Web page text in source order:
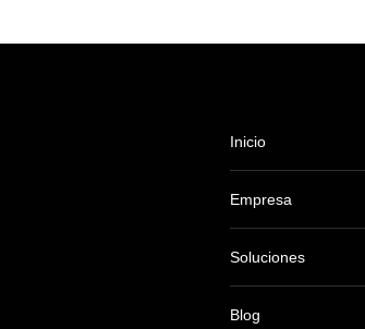
Inicio
Empresa
Soluciones
Blog